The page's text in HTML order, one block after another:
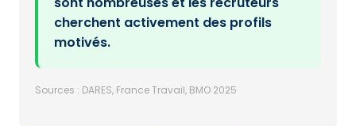
cherchent activement des profils
motivés.
Sources : DARES, France Travail, BMO 2025